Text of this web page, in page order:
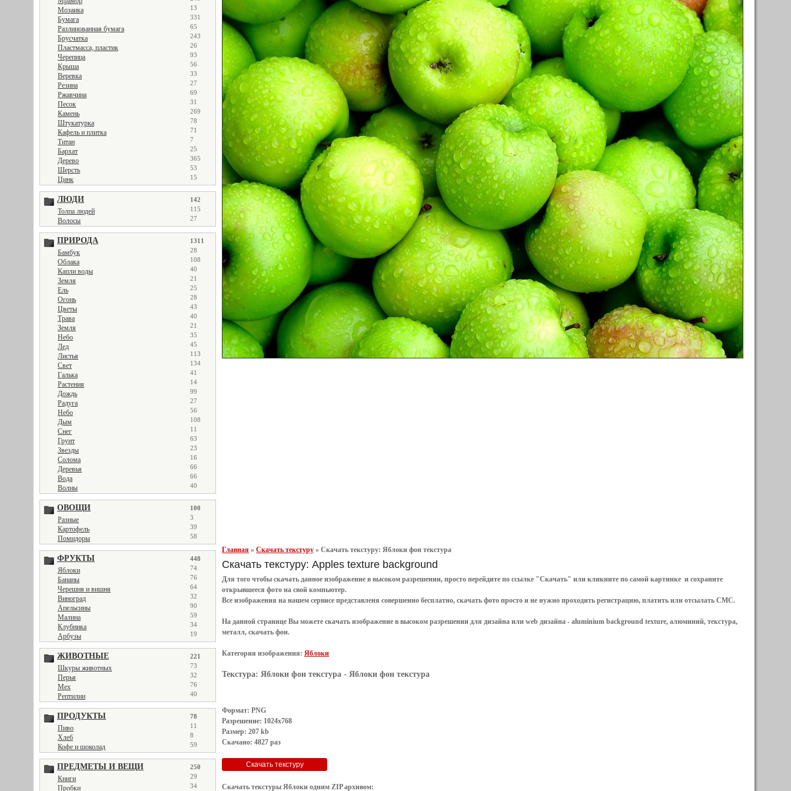
Мозаика 13
Бумага 331
Разлинованная бумага 65
Брусчатка 243
Пластмасса, пластик 26
Черепица 93
Крыша 56
Веревка 33
Резина 27
Ржавчина 69
Песок 31
Камень 269
Штукатурка 78
Кафель и плитка 71
Титан 7
Бархат 25
Дерево 365
Шерсть 53
Цинк 15
ЛЮДИ 142
Толпа людей 115
Волосы 27
ПРИРОДА 1311
Бамбук 28
Облака 108
Капли воды 40
Земля 21
Ель 25
Огонь 28
Цветы 43
Трава 40
Земля 21
Небо 35
Лед 45
Листья 113
Свет 134
Галька 41
Растения 14
Дождь 99
Радуга 27
Небо 56
Дым 108
Снег 11
Грунт 63
Звезды 23
Солома 16
Деревья 66
Вода 66
Волны 40
ОВОЩИ 100
Разные 3
Картофель 39
Помидоры 58
ФРУКТЫ 448
Яблоки 74
Бананы 76
Черешня и вишня 64
Виноград 32
Апельсины 90
Малина 59
Клубника 34
Арбузы 19
ЖИВОТНЫЕ 221
Шкуры животных 73
Перья 32
Мех 76
Рептилии 40
ПРОДУКТЫ 78
Пиво 11
Хлеб 8
Кофе и шоколад 59
ПРЕДМЕТЫ И ВЕЩИ 250
Книги 29
Пробки 34
Главная » Скачать текстуру » Скачать текстуру: Яблоки фон текстура
Скачать текстуру: Apples texture background
Для того чтобы скачать данное изображение в высоком разрешении, просто перейдите по ссылке "Скачать" или кликните по самой картинке и сохраните
открывшееся фото на свой компьютер.
Все изображения на нашем сервисе представленя совершенно бесплатно, скачать фото просто и не нужно проходить регистрацию, платить или отсылать СМС.
На данной странице Вы можете скачать изображение в высоком разрешении для дизайна или web дизайна - aluminium background texture, алюминий, текстура,
металл, скачать фон.
Категория изображения: Яблоки
Текстура: Яблоки фон текстура - Яблоки фон текстура
Формат: PNG
Разрешение: 1024x768
Размер: 207 kb
Скачано: 4827 раз
Скачать текстуры Яблоки одним ZIP архивом: